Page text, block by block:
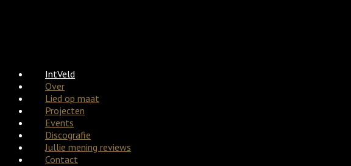
IntVeld
Over
Lied op maat
Projecten
Events
Discografie
Jullie mening reviews
Contact